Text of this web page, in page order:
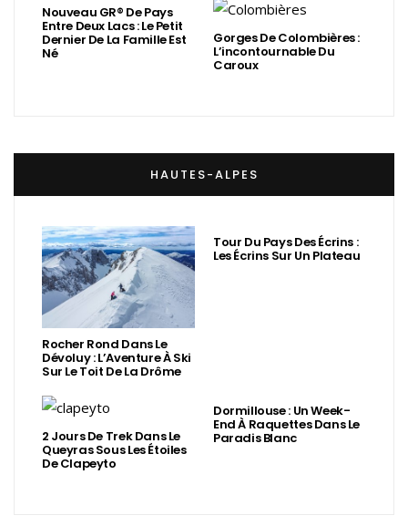
Nouveau GR® De Pays
Entre Deux Lacs : Le Petit
Dernier De La Famille Est
Né
Gorges De Colombières :
L’incontournable Du
Caroux
HAUTES-ALPES
Rocher Rond Dans Le
Dévoluy : L’Aventure À Ski
Sur Le Toit De La Drôme
Tour Du Pays Des Écrins :
Les Écrins Sur Un Plateau
2 Jours De Trek Dans Le
Queyras Sous Les Étoiles
De Clapeyto
Dormillouse : Un Week-
End À Raquettes Dans Le
Paradis Blanc